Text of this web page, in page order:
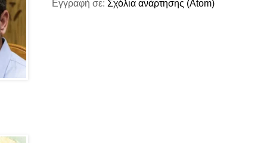
Εγγραφή σε: Σχόλια ανάρτησης (Atom)